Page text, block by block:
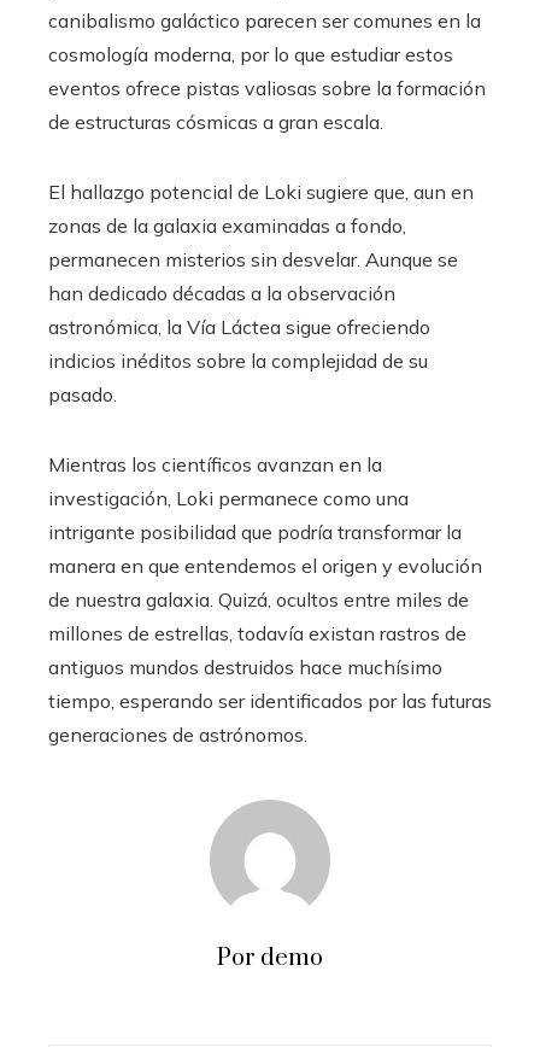
canibalismo galáctico parecen ser comunes en la
cosmología moderna, por lo que estudiar estos
eventos ofrece pistas valiosas sobre la formación
de estructuras cósmicas a gran escala.
El hallazgo potencial de Loki sugiere que, aun en
zonas de la galaxia examinadas a fondo,
permanecen misterios sin desvelar. Aunque se
han dedicado décadas a la observación
astronómica, la Vía Láctea sigue ofreciendo
indicios inéditos sobre la complejidad de su
pasado.
Mientras los científicos avanzan en la
investigación, Loki permanece como una
intrigante posibilidad que podría transformar la
manera en que entendemos el origen y evolución
de nuestra galaxia. Quizá, ocultos entre miles de
millones de estrellas, todavía existan rastros de
antiguos mundos destruidos hace muchísimo
tiempo, esperando ser identificados por las futuras
generaciones de astrónomos.
Por demo